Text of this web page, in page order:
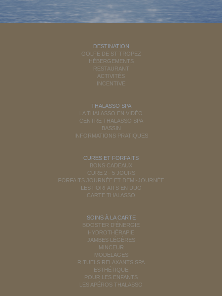
DESTINATION
GOLFE DE ST TROPEZ
HÉBERGEMENTS
RESTAURANT
ACTIVITÉS
INCENTIVE
THALASSO SPA
LA THALASSO EN VIDÉO
CENTRE THALASSO SPA
BASSIN
INFORMATIONS PRATIQUES
CURES ET FORFAITS
BONS CADEAUX
CURE 2 - 5 JOURS
FORFAITS JOURNÉE ET DEMI-JOURNÉE
LES FORFAITS EN DUO
CARTE THALASSO
SOINS À LA CARTE
BOOSTER D'ÉNERGIE
HYDROTHÉRAPIE
JAMBES LÉGÈRES
MINCEUR
MODELAGES
RITUELS RELAXANTS SPA
ESTHÉTIQUE
POUR LES ENFANTS
LES APÉROS THALASSO